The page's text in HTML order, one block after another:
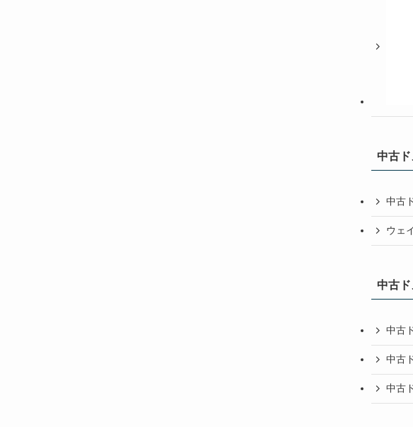
中古
中古
ウェ
中古
中古
中古
中古